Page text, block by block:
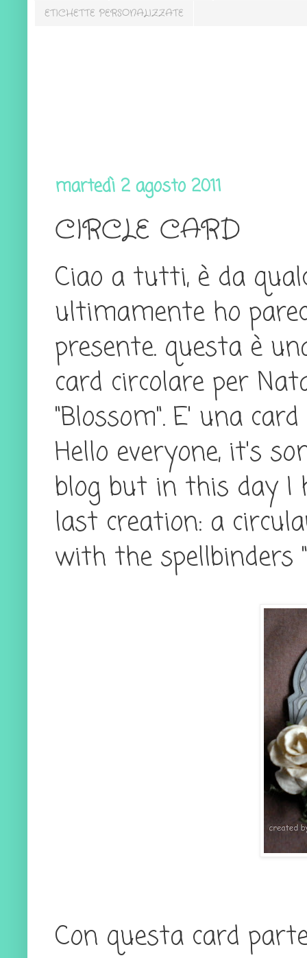
ETICHETTE PERSONALIZZATE
martedì 2 agosto 2011
CIRCLE CARD
Ciao a tutti, è da
ultimamente ho
presente. questa è
card circolare per
"Blossom". E' una
Hello everyone, it's
blog but in this day I
last creation: a
with the spellbinders
Con questa card